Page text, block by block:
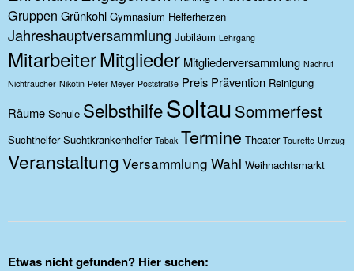
Gruppen Grünkohl Gymnasium Helferherzen
Jahreshauptversammlung Jubiläum Lehrgang
MitarbeiterMitglieder Mitgliederversammlung Nachruf
Nichtraucher Nikotin Peter Meyer Poststraße Preis Prävention Reinigung
Räume Schule SelbsthilfeSoltau Sommerfest
Suchthelfer Suchtkrankenhelfer Tabak Termine Theater Tourette Umzug
Veranstaltung Versammlung Wahl Weihnachtsmarkt
Etwas nicht gefunden? Hier suchen: